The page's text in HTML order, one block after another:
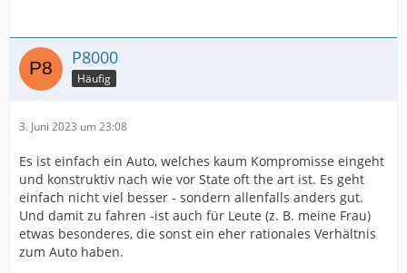
P8000
Häufig
3. Juni 2023 um 23:08
Es ist einfach ein Auto, welches kaum Kompromisse eingeht
und konstruktiv nach wie vor State oft the art ist. Es geht
einfach nicht viel besser - sondern allenfalls anders gut.
Und damit zu fahren -ist auch für Leute (z. B. meine Frau)
etwas besonderes, die sonst ein eher rationales Verhältnis
zum Auto haben.